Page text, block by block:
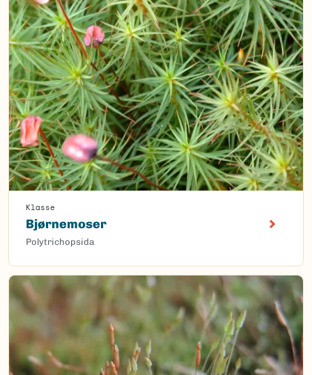
Klasse
Bjørnemoser
Polytrichopsida